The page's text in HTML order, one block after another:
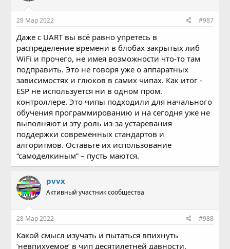
28 Мар 2022 #987
Даже с UART вы всё равно упретесь в
распределение времени в блобах закрытых либ
WiFi и прочего, не имея возможности что-то там
подправить. Это не говоря уже о аппаратных
зависимостях и глюков в самих чипах. Как итог -
ESP не используется ни в одном пром.
контроллере. Это чипы подходили для начального
обучения программированию и на сегодня уже не
выполняют и эту роль из-за устаревания
поддержки современных стандартов и
алгоритмов. Оставьте их использование
“самоделкиным” – пусть маются.
pvvx
Активный участник сообщества
28 Мар 2022 #988
Какой смысл изучать и пытаться впихнуть
‘невпихуемое’ в чип десятилетней давности,